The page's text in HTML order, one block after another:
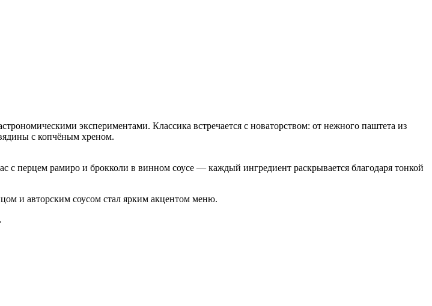
экспериментами. Классика встречается с новаторством: от нежного паштета из
с копчёным хреном.
перцем рамиро и брокколи в винном соусе — каждый ингредиент раскрывается благодаря тонкой
и авторским соусом стал ярким акцентом меню.